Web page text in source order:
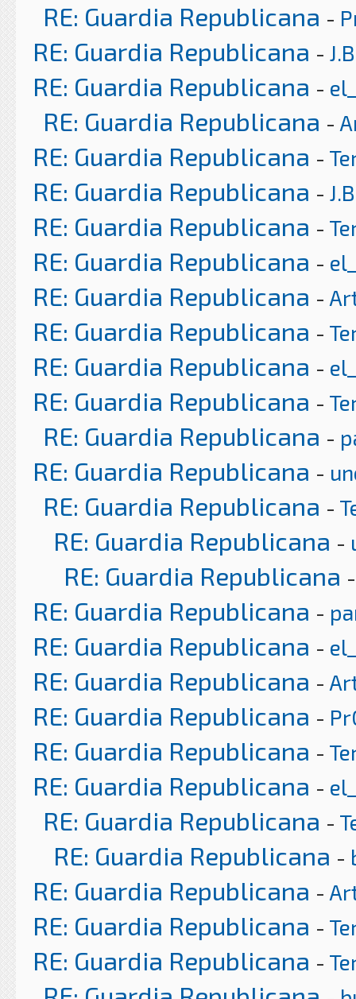
RE: Guardia Republicana -
RE: Guardia Republicana -
RE: Guardia Republicana -
RE: Guardia Republicana -
RE: Guardia Republicana -
RE: Guardia Republicana -
RE: Guardia Republicana -
RE: Guardia Republicana -
RE: Guardia Republicana -
RE: Guardia Republicana -
RE: Guardia Republicana -
RE: Guardia Republicana -
RE: Guardia Republicana -
RE: Guardia Republicana -
RE: Guardia Republicana -
RE: Guardia Republicana -
RE: Guardia Republicana
RE: Guardia Republicana -
RE: Guardia Republicana -
RE: Guardia Republicana -
RE: Guardia Republicana -
RE: Guardia Republicana -
RE: Guardia Republicana -
RE: Guardia Republicana -
RE: Guardia Republicana -
RE: Guardia Republicana -
RE: Guardia Republicana -
RE: Guardia Republicana -